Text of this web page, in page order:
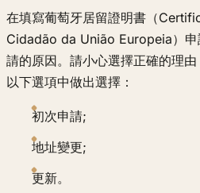
在填寫葡萄牙居留證明書（
Cidadão da União Europeia）申
請的原因。請小心選擇正確的理
以下選項中做出選擇：
初次申請;
地址變更;
更新。